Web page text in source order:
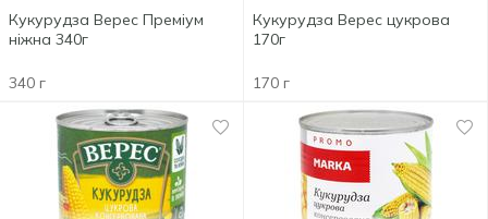
Кукурудза Верес Преміум
ніжна 340г
340 г
Кукурудза Верес цукрова
170г
170 г